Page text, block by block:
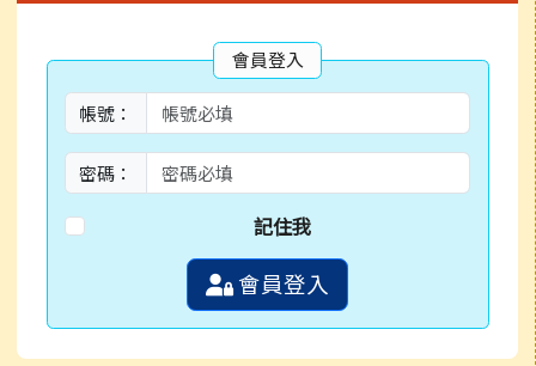
會員登入
帳號：
密碼：
記住我
會員登入